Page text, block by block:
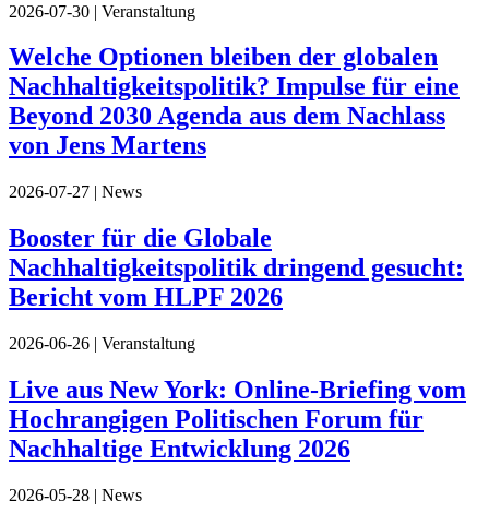
2026-07-30 | Veranstaltung
Welche Optionen bleiben der globalen
Nachhaltigkeitspolitik? Impulse für eine
Beyond 2030 Agenda aus dem Nachlass
von Jens Martens
2026-07-27 | News
Booster für die Globale
Nachhaltigkeitspolitik dringend gesucht:
Bericht vom HLPF 2026
2026-06-26 | Veranstaltung
Live aus New York: Online-Briefing vom
Hochrangigen Politischen Forum für
Nachhaltige Entwicklung 2026
2026-05-28 | News